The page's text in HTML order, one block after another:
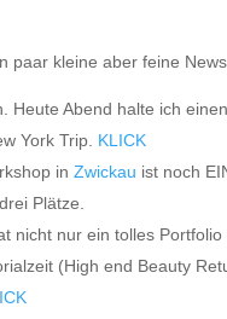
paar kleine aber feine
Heute Abend halte ich
York Trip. KLICK
in Zwickau ist noch
Plätze.
nicht nur ein tolles
(High end Beauty